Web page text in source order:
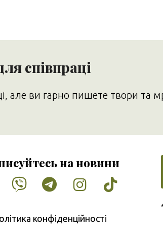
співпраці
але ви гарно пишете твори та
на новини
VimeoTumblrInstagram
Tiktok
конфіденційності